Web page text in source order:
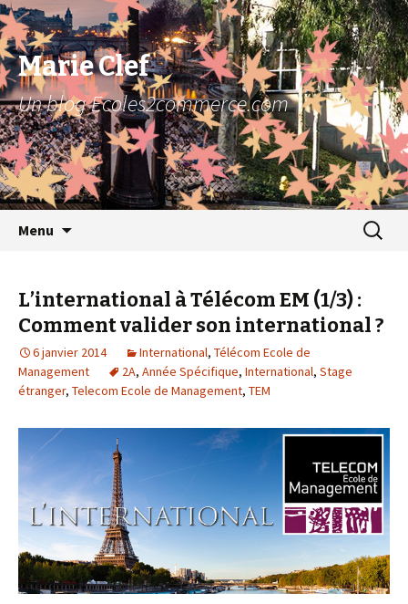
Marie Clef
Un blog Ecoles2commerce.com
Menu
pour :
L’international à Télécom EM (1/3) :
Comment valider son international ?
6 janvier 2014 International, Télécom Ecole de
Management
2A, Année Spécifique, International, Stage
étranger, Telecom Ecole de Management, TEM